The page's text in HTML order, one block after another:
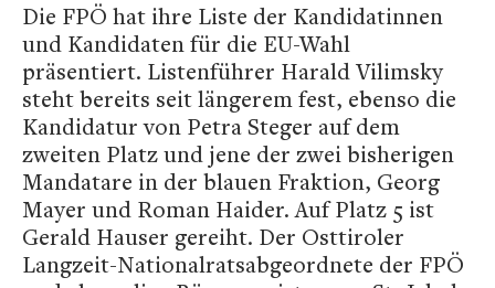
Die FPÖ hat ihre Liste der Kandidatinnen
und Kandidaten für die EU-Wahl
präsentiert. Listenführer Harald Vilimsky
steht bereits seit längerem fest, ebenso die
Kandidatur von Petra Steger auf dem
zweiten Platz und jene der zwei bisherigen
Mandatare in der blauen Fraktion, Georg
Mayer und Roman Haider. Auf Platz 5 ist
Gerald Hauser gereiht. Der Osttiroler
Langzeit-Nationalratsabgeordnete der FPÖ